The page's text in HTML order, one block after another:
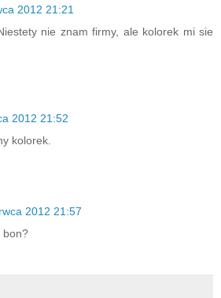
2012 21:21
nie znam firmy, ale kolorek mi sie
2012 21:52
kolorek.
2012 21:57
bon?